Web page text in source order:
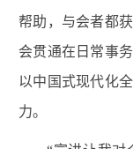
帮助，与会者都
会贯通在日常事
以中国式现代化
力。